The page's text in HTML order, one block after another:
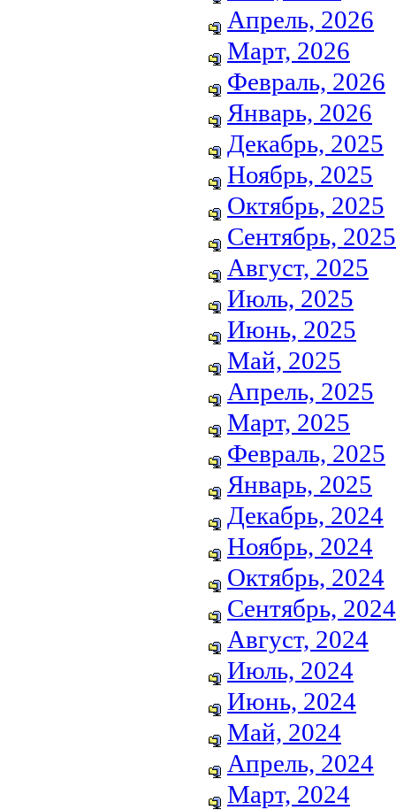
Апрель, 2026
Март, 2026
Февраль, 2026
Январь, 2026
Декабрь, 2025
Ноябрь, 2025
Октябрь, 2025
Сентябрь, 2025
Август, 2025
Июль, 2025
Июнь, 2025
Май, 2025
Апрель, 2025
Март, 2025
Февраль, 2025
Январь, 2025
Декабрь, 2024
Ноябрь, 2024
Октябрь, 2024
Сентябрь, 2024
Август, 2024
Июль, 2024
Июнь, 2024
Май, 2024
Апрель, 2024
Март, 2024